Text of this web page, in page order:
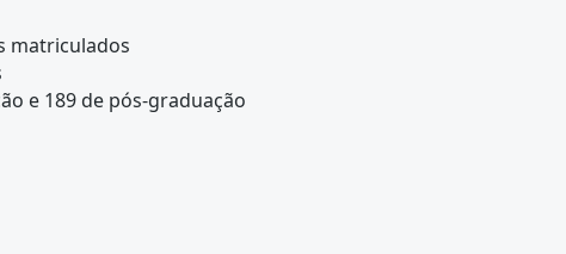
matriculados
e 189 de pós-graduação